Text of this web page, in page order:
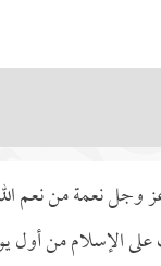
وجل نعمة من نعم
الإسلام من أول